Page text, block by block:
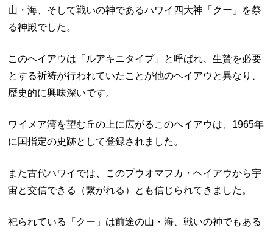
山・海、そして戦いの神であるハワイ四大神「クー」を祭
る神殿でした。
このヘイアウは「ルアキニタイプ」と呼ばれ、生贄を必要
とする祈祷が行われていたことが他のヘイアウと異なり、
歴史的に興味深いです。
ワイメア湾を望む丘の上に広がるこのヘイアウは、 1965年
に国指定の史跡として登録されました。
また古代ハワイでは、このプウオマフカ・ヘイアウから宇
宙と交信できる（繋がれる）とも信じられてきました。
祀られている「クー」は前途の山・海、戦いの神でもある